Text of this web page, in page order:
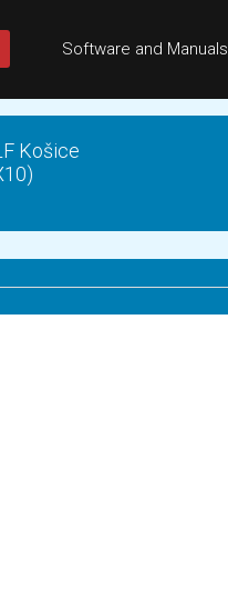
Software and Manuals
Košice